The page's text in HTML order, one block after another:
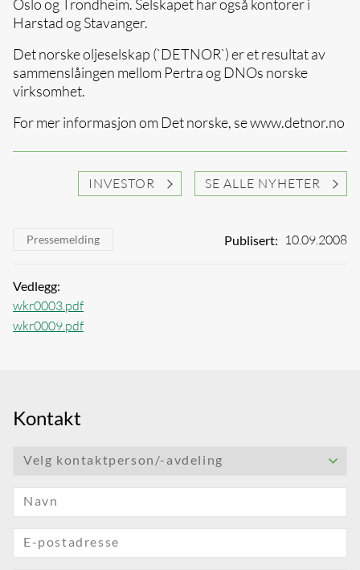
Pressemelding Publisert: 10.09.2008
Vedlegg:
wkr0003.pdf
wkr0009.pdf
Oslo og Trondheim. Selskapet har også kontorer i
Harstad og Stavanger.
Det norske oljeselskap (`DETNOR`) er et resultat av
sammenslåingen mellom Pertra og DNOs norske
virksomhet.
For mer informasjon om Det norske, se www.detnor.no
INVESTOR SE ALLE NYHETER
Kontakt
Velg kontaktperson/-avdeling
Navn
E-postadresse